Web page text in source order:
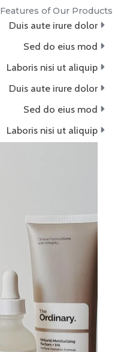
Features of Our Products
Duis aute irure dolor
Sed do eius mod
Laboris nisi ut aliquip
Duis aute irure dolor
Sed do eius mod
Laboris nisi ut aliquip